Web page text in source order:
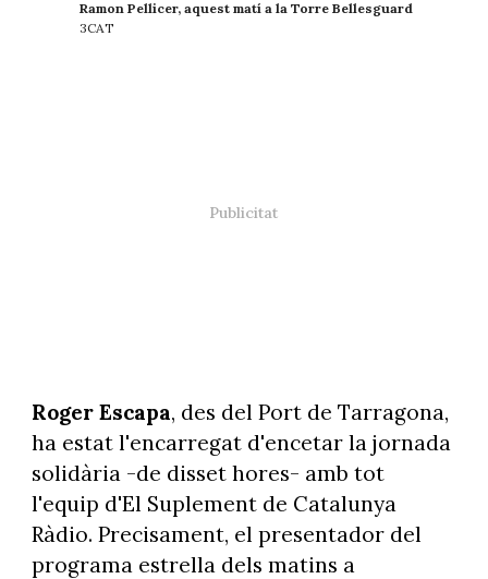
Ramon Pellicer, aquest matí a la Torre Bellesguard
3CAT
Roger Escapa, des del Port de Tarragona,
ha estat l'encarregat d'encetar la jornada
solidària -de disset hores- amb tot
l'equip d'El Suplement de Catalunya
Ràdio. Precisament, el presentador del
programa estrella dels matins a